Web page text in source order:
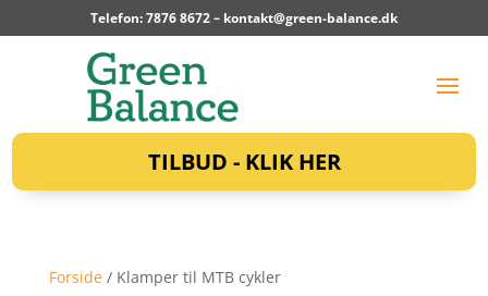
Telefon: 7876 8672 – kontakt@green-balance.dk
TILBUD - KLIK HER
Forside/ Klamper til MTB cykler